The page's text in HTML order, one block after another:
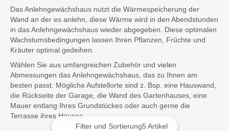
Filter und Sortierung5 Artikel
Das Anlehngewächshaus nutzt die Wärmespeicherung der
Wand an der es anlehn, diese Wärme wird in den Abendstunden
in das Anlehngewächshaus wieder abgegeben. Diese optimalen
Wachstumsbedingungen lassen Ihren Pflanzen, Früchte und
Kräuter optimal gedeihen.
Wählen Sie aus umfangreichen Zubehör und vielen
Abmessungen das Anlehngewächshaus, das zu Ihnen am
besten passt. Mögliche Aufstellorte sind z. Bsp. eine Hauswand,
die Rückseite der Garage, die Wand des Gartenhauses, eine
Mauer entlang Ihres Grundstückes oder auch gerne die
Terrasse ihres Hauses.